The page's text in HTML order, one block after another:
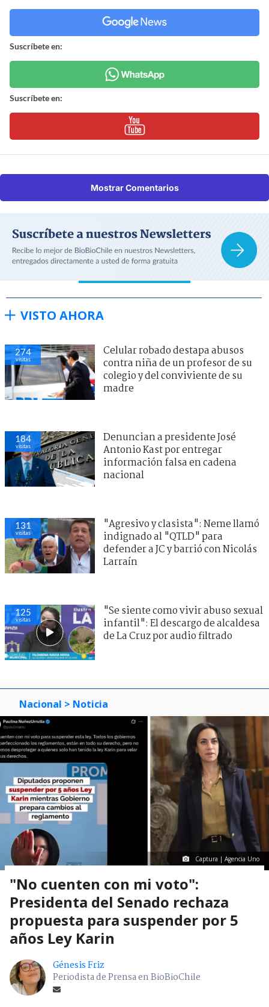
Suscríbete en:
Suscríbete en:
Mostrar Comentarios
VISTO AHORA
274
visitas
Celular robado destapa abusos
contra niña de un profesor de su
colegio y del conviviente de su
madre
184
visitas
Denuncian a presidente José
Antonio Kast por entregar
información falsa en cadena
nacional
131
visitas
"Agresivo y clasista": Neme llamó
indignado al "QTLD" para
defender a JC y barrió con Nicolás
Larraín
125
visitas
"Se siente como vivir abuso sexual
infantil": El descargo de alcaldesa
de La Cruz por audio filtrado
Nacional > Noticia
Captura | Agencia Uno
"No cuenten con mi voto":
Presidenta del Senado rechaza
propuesta para suspender por 5
años Ley Karin
Génesis Friz
Periodista de Prensa en BioBioChile